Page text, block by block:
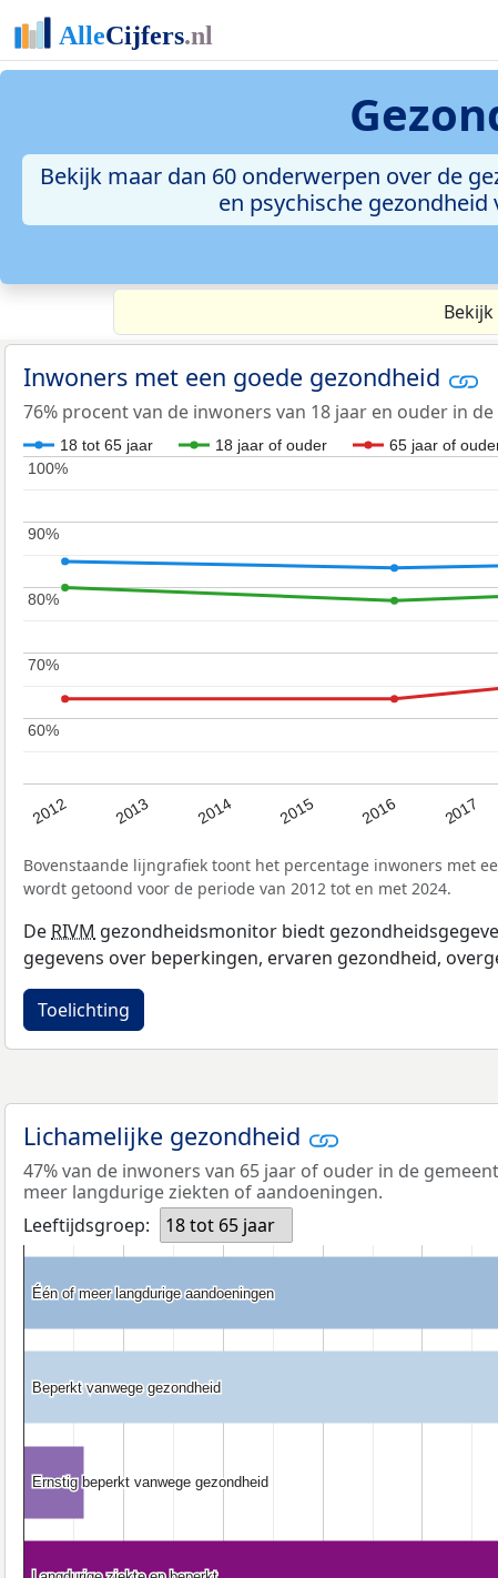
Bekijk maar dan 60 onderwerpen over de
en psychische
Inwoners met een goede gezondheid
76% procent van de inwoners van 18 jaar en ouder in
18 tot 65 jaar 18 jaar of ouder 65 jaar of
2012 2013 2014 2015 2016 2017
60%
60%
70%
70%
80%
80%
90%
90%
100%
100%
Bovenstaande lijngrafiek toont het percentage inwoners met
wordt getoond voor de periode van 2012 tot en met 2024.
De RIVM gezondheidsmonitor biedt
gegevens over beperkingen, ervaren gezondheid,
Toelichting
Lichamelijke gezondheid
47% van de inwoners van 65 jaar of ouder in de
meer langdurige ziekten of aandoeningen.
Leeftijdsgroep:
18 tot 65 jaar
Één of meer langdurige aandoeningen
Één of meer langdurige aandoeningen
Beperkt vanwege gezondheid
Beperkt vanwege gezondheid
Ernstig beperkt vanwege gezondheid
Ernstig beperkt vanwege gezondheid